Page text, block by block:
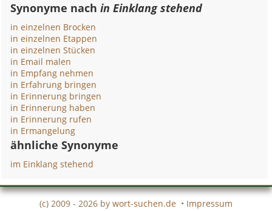
Synonyme nachin Einklang stehend
in einzelnen Brocken
in einzelnen Etappen
in einzelnen Stücken
in Email malen
in Empfang nehmen
in Erfahrung bringen
in Erinnerung bringen
in Erinnerung haben
in Erinnerung rufen
in Ermangelung
ähnliche Synonyme
im Einklang stehend
(c) 2009 - 2026 by wort-suchen.de • Impressum